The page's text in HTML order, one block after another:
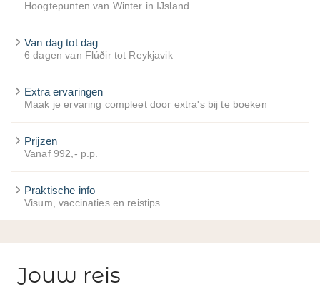
Hoogtepunten van Winter in IJsland
Van dag tot dag
6 dagen van Flúðir tot Reykjavik
Extra ervaringen
Maak je ervaring compleet door extra's bij te boeken
Prijzen
Vanaf 992,- p.p.
Praktische info
Visum, vaccinaties en reistips
Jouw reis